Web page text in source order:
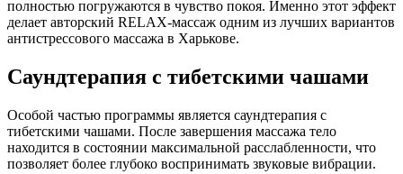
полностью погружаются в чувство покоя. Именно этот эффект
делает авторский RELAX-массаж одним из лучших вариантов
антистрессового массажа в Харькове.
Саундтерапия с тибетскими чашами
Особой частью программы является саундтерапия с
тибетскими чашами. После завершения массажа тело
находится в состоянии максимальной расслабленности, что
позволяет более глубоко воспринимать звуковые вибрации.